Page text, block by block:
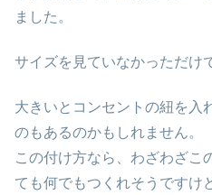
ました。
サイズを見ていなかっただけ
大きいとコンセントの紐を入
のもあるのかもしれません。
この付け方なら、わざわざこ
ても何でもつくれそうですけ